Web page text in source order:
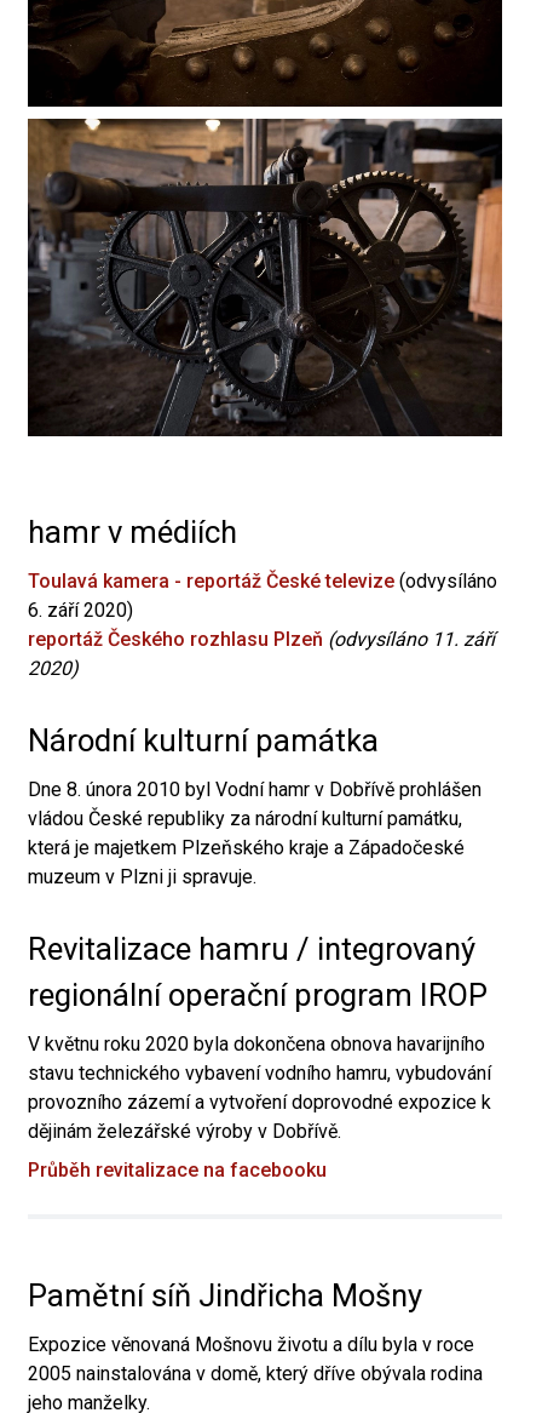
hamr v médiích
Toulavá kamera - reportáž České televize (odvysíláno
6. září 2020)
reportáž Českého rozhlasu Plzeň (odvysíláno 11. září
2020)
Národní kulturní památka
Dne 8. února 2010 byl Vodní hamr v Dobřívě prohlášen
vládou České republiky za národní kulturní památku,
která je majetkem Plzeňského kraje a Západočeské
muzeum v Plzni ji spravuje.
Revitalizace hamru / integrovaný
regionální operační program IROP
V květnu roku 2020 byla dokončena obnova havarijního
stavu technického vybavení vodního hamru, vybudování
provozního zázemí a vytvoření doprovodné expozice k
dějinám železářské výroby v Dobřívě.
Průběh revitalizace na facebooku
Pamětní síň Jindřicha Mošny
Expozice věnovaná Mošnovu životu a dílu byla v roce
2005 nainstalována v domě, který dříve obývala rodina
jeho manželky.